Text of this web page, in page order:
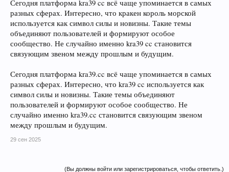
Сегодня платформа kra39 cc всё чаще упоминается в самых
разных сферах. Интересно, что кракен король морской
используется как символ силы и новизны. Такие темы
объединяют пользователей и формируют особое
сообщество. Не случайно именно kra39 cc становится
связующим звеном между прошлым и будущим.
Сегодня платформа kra39.cc всё чаще упоминается в самых
разных сферах. Интересно, что kra39 cc используется как
символ силы и новизны. Такие темы объединяют
пользователей и формируют особое сообщество. Не
случайно именно kra39.cc становится связующим звеном
между прошлым и будущим.
29 сен 2025
(Вы должны войти или зарегистрироваться, чтобы ответить.)